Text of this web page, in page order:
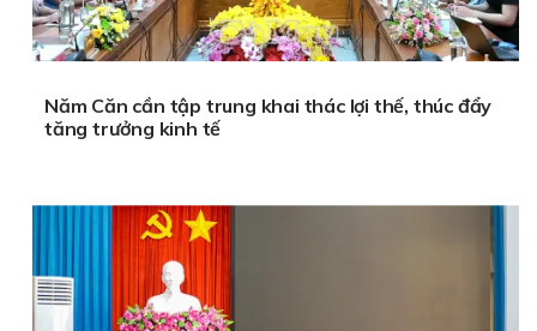
Năm Căn cần tập trung khai thác lợi thế, thúc đẩy
tăng trưởng kinh tế